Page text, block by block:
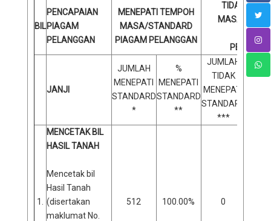
BIL
PENCAPAIAN
PIAGAM
PELANGGAN
MENEPATI TEMPOH
MASA/STANDARD
PIAGAM PELANGGAN
TIDAK
MASA/
JANJI
JUMLAH
MENEPATI
STANDARD
*
%
MENEPATI
STANDARD
**
JUMLAH
TIDAK
MENEPATI
STANDARD
***
%
1.
MENCETAK BIL
HASIL TANAH
Mencetak bil
Hasil Tanah
(disertakan
maklumat No.
512 100.00% 0